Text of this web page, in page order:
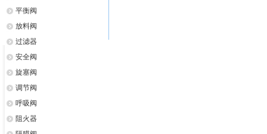
平衡阀
放料阀
过滤器
安全阀
旋塞阀
调节阀
呼吸阀
阻火器